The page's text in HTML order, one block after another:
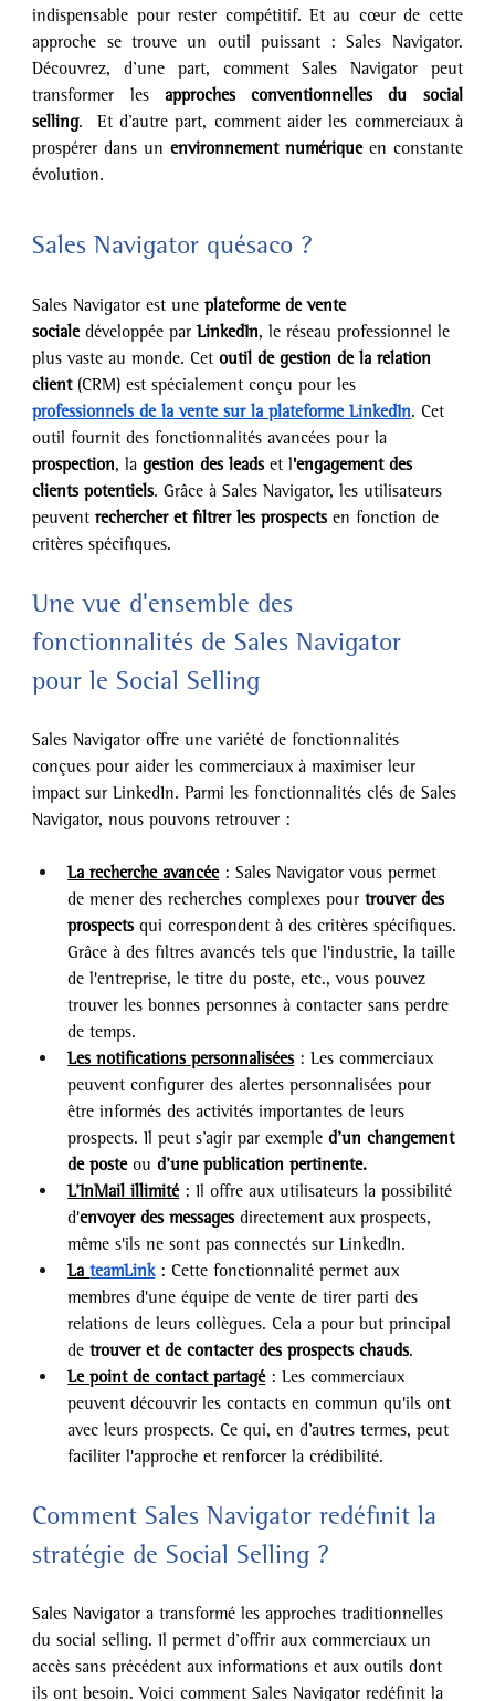
indispensable pour rester compétitif. Et au cœur de cette
approche se trouve un outil puissant : Sales Navigator.
Découvrez, d’une part, comment Sales Navigator peut
transformer les approches conventionnelles du social
selling.  Et d’autre part, comment aider les commerciaux à
prospérer dans un environnement numérique en constante
évolution.
Sales Navigator quésaco ?
Sales Navigator est une plateforme de vente
sociale développée par LinkedIn, le réseau professionnel le
plus vaste au monde. Cet outil de gestion de la relation
client (CRM) est spécialement conçu pour les
professionnels de la vente sur la plateforme LinkedIn. Cet
outil fournit des fonctionnalités avancées pour la
prospection, la gestion des leads et l'engagement des
clients potentiels. Grâce à Sales Navigator, les utilisateurs
peuvent rechercher et filtrer les prospects en fonction de
critères spécifiques.
Une vue d'ensemble des
fonctionnalités de Sales Navigator
pour le Social Selling
Sales Navigator offre une variété de fonctionnalités
conçues pour aider les commerciaux à maximiser leur
impact sur LinkedIn. Parmi les fonctionnalités clés de Sales
Navigator, nous pouvons retrouver :
La recherche avancée : Sales Navigator vous permet
de mener des recherches complexes pour trouver des
prospects qui correspondent à des critères spécifiques.
Grâce à des filtres avancés tels que l'industrie, la taille
de l'entreprise, le titre du poste, etc., vous pouvez
trouver les bonnes personnes à contacter sans perdre
de temps.
Les notifications personnalisées : Les commerciaux
peuvent configurer des alertes personnalisées pour
être informés des activités importantes de leurs
prospects. Il peut s’agir par exemple d’un changement
de poste ou d’une publication pertinente.
L’InMail illimité : Il offre aux utilisateurs la possibilité
d'envoyer des messages directement aux prospects,
même s'ils ne sont pas connectés sur LinkedIn.
La teamLink : Cette fonctionnalité permet aux
membres d'une équipe de vente de tirer parti des
relations de leurs collègues. Cela a pour but principal
de trouver et de contacter des prospects chauds.
Le point de contact partagé : Les commerciaux
peuvent découvrir les contacts en commun qu'ils ont
avec leurs prospects. Ce qui, en d’autres termes, peut
faciliter l'approche et renforcer la crédibilité.
Comment Sales Navigator redéfinit la
stratégie de Social Selling ?
Sales Navigator a transformé les approches traditionnelles
du social selling. Il permet d’offrir aux commerciaux un
accès sans précédent aux informations et aux outils dont
ils ont besoin. Voici comment Sales Navigator redéfinit la